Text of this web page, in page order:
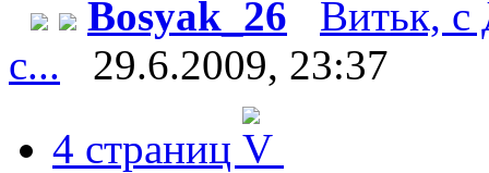
Bosyak_26
Витьк,
с...
29.6.2009, 23:37
4 страниц